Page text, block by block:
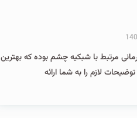
مرتبط با شبکیه چشم بوده که بهترین
لازم را به شما ارائه